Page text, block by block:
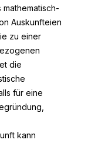
Auskunfteien
zu einer
die
für eine
kann